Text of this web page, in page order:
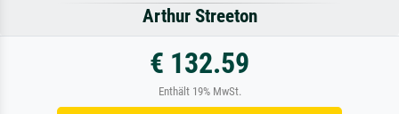
Arthur Streeton
€ 132.59
Enthält 19% MwSt.